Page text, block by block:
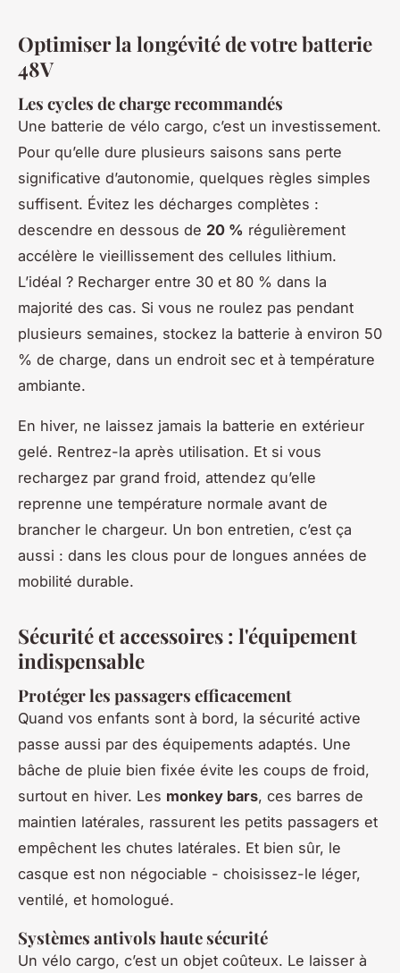
Optimiser la longévité de votre batterie
48V
Les cycles de charge recommandés
Une batterie de vélo cargo, c’est un investissement.
Pour qu’elle dure plusieurs saisons sans perte
significative d’autonomie, quelques règles simples
suffisent. Évitez les décharges complètes :
descendre en dessous de 20 % régulièrement
accélère le vieillissement des cellules lithium.
L’idéal ? Recharger entre 30 et 80 % dans la
majorité des cas. Si vous ne roulez pas pendant
plusieurs semaines, stockez la batterie à environ 50
% de charge, dans un endroit sec et à température
ambiante.
En hiver, ne laissez jamais la batterie en extérieur
gelé. Rentrez-la après utilisation. Et si vous
rechargez par grand froid, attendez qu’elle
reprenne une température normale avant de
brancher le chargeur. Un bon entretien, c’est ça
aussi : dans les clous pour de longues années de
mobilité durable.
Sécurité et accessoires : l'équipement
indispensable
Protéger les passagers efficacement
Quand vos enfants sont à bord, la sécurité active
passe aussi par des équipements adaptés. Une
bâche de pluie bien fixée évite les coups de froid,
surtout en hiver. Les monkey bars, ces barres de
maintien latérales, rassurent les petits passagers et
empêchent les chutes latérales. Et bien sûr, le
casque est non négociable - choisissez-le léger,
ventilé, et homologué.
Systèmes antivols haute sécurité
Un vélo cargo, c’est un objet coûteux. Le laisser à